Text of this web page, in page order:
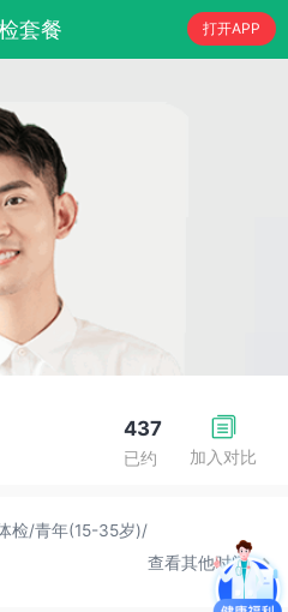
套餐 打开APP
加入对比
437
已约
检/青年(15-35岁)/
查看其他时间